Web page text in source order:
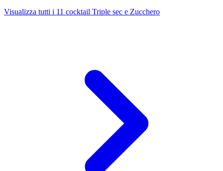
Visualizza tutti i 11 cocktail Triple sec e Zucchero